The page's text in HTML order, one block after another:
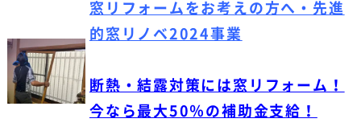
窓リフォームをお考えの方へ・先進
的窓リノベ2024事業
断熱・結露対策には窓リフォーム！
今なら最大50％の補助金支給！